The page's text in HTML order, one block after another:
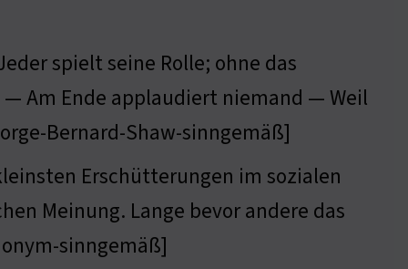
spielt seine Rolle; ohne das
Am Ende applaudiert niemand — Weil
Bernard-Shaw-sinngemäß]
Erschütterungen im sozialen
Meinung. Lange bevor andere das
sinngemäß]